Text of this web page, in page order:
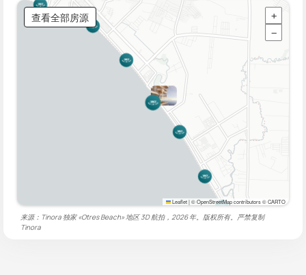
查看全部房源
+
−
Leaflet|© OpenStreetMap contributors © CARTO
来源：Tinora 独家 «Otres Beach» 地区 3D 航拍，2026 年。版权所有。严禁复制
Tinora